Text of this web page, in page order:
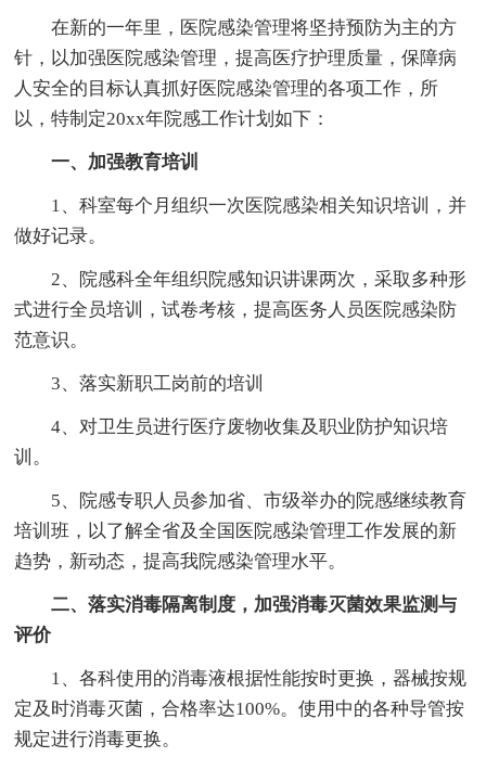
在新的一年里，医院感染管理将坚持预防为主的方
针，以加强医院感染管理，提高医疗护理质量，保障病
人安全的目标认真抓好医院感染管理的各项工作，所
以，特制定20xx年院感工作计划如下：
一、加强教育培训
1、科室每个月组织一次医院感染相关知识培训，并
做好记录。
2、院感科全年组织院感知识讲课两次，采取多种形
式进行全员培训，试卷考核，提高医务人员医院感染防
范意识。
3、落实新职工岗前的培训
4、对卫生员进行医疗废物收集及职业防护知识培
训。
5、院感专职人员参加省、市级举办的院感继续教育
培训班，以了解全省及全国医院感染管理工作发展的新
趋势，新动态，提高我院感染管理水平。
二、落实消毒隔离制度，加强消毒灭菌效果监测与
评价
1、各科使用的消毒液根据性能按时更换，器械按规
定及时消毒灭菌，合格率达100%。使用中的各种导管按
规定进行消毒更换。